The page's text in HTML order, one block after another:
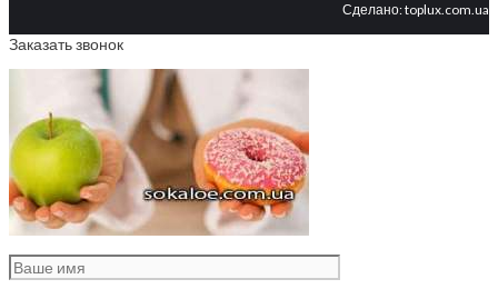
Сделано:toplux.com.ua
Заказать звонок